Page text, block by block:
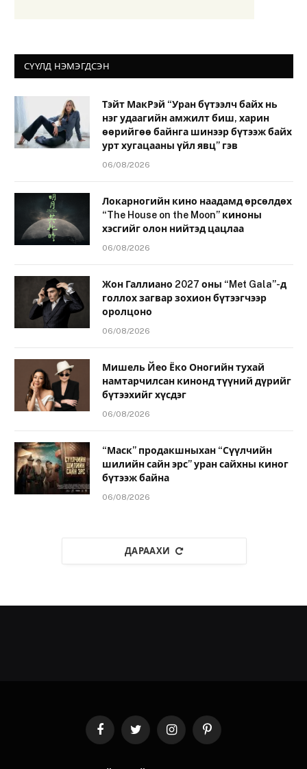
СҮҮЛД НЭМЭГДСЭН
Тэйт МакРэй “Уран бүтээлч байх нь
нэг удаагийн амжилт биш, харин
өөрийгөө байнга шинээр бүтээж байх
урт хугацааны үйл явц” гэв
06/08/2026
Локарногийн кино наадамд өрсөлдөх
“The House on the Moon” киноны
хэсгийг олон нийтэд цацлаа
06/08/2026
Жон Галлиано 2027 оны “Met Gala”-д
голлох загвар зохион бүтээгчээр
оролцоно
06/08/2026
Мишель Йео Ёко Оногийн тухай
намтарчилсан кинонд түүний дүрийг
бүтээхийг хүсдэг
06/08/2026
“Маск” продакшныхан “Сүүлчийн
шилийн сайн эрс” уран сайхны киног
бүтээж байна
06/08/2026
ДАРААХИ
FacebookTwitter InstagramPinterest